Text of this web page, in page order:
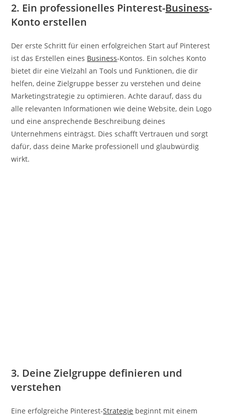
2. Ein professionelles Pinterest-Business-
Konto erstellen
Der erste Schritt für einen erfolgreichen Start auf Pinterest
ist das Erstellen eines Business-Kontos. Ein solches Konto
bietet dir eine Vielzahl an Tools und Funktionen, die dir
helfen, deine Zielgruppe besser zu verstehen und deine
Marketingstrategie zu optimieren. Achte darauf, dass du
alle relevanten Informationen wie deine Website, dein Logo
und eine ansprechende Beschreibung deines
Unternehmens einträgst. Dies schafft Vertrauen und sorgt
dafür, dass deine Marke professionell und glaubwürdig
wirkt.
3. Deine Zielgruppe definieren und
verstehen
Eine erfolgreiche Pinterest-Strategie beginnt mit einem